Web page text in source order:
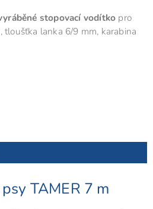
stopovací vodítko pro
tloušťka lanka 6/9 mm, karabina
TAMER 7 m